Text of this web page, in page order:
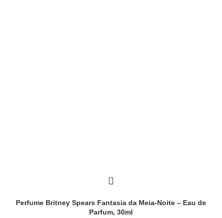
Perfume Britney Spears Fantasia da Meia-Noite – Eau de
Parfum, 30ml